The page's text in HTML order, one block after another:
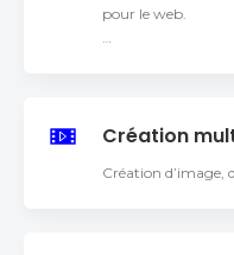
pour le web.
Création
Création d’image,